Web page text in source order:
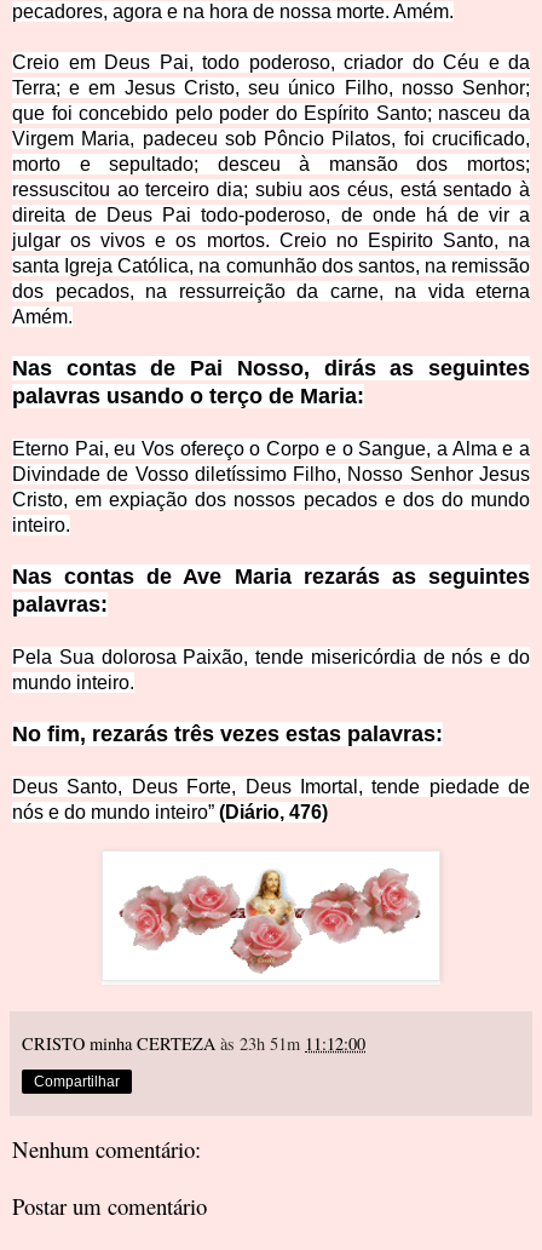
pecadores, agora e na hora de nossa morte. Amém.
Creio em Deus Pai, todo poderoso, criador do Céu e da
Terra; e em Jesus Cristo, seu único Filho, nosso Senhor;
que foi concebido pelo poder do Espírito Santo; nasceu da
Virgem Maria, padeceu sob Pôncio Pilatos, foi crucificado,
morto e sepultado; desceu à mansão dos mortos;
ressuscitou ao terceiro dia; subiu aos céus, está sentado à
direita de Deus Pai todo-poderoso, de onde há de vir a
julgar os vivos e os mortos. Creio no Espirito Santo, na
santa Igreja Católica, na comunhão dos santos, na remissão
dos pecados, na ressurreição da carne, na vida eterna
Amém.
Nas contas de Pai Nosso, dirás as seguintes
palavras usando o terço de Maria:
Eterno Pai, eu Vos ofereço o Corpo e o Sangue, a Alma e a
Divindade de Vosso diletíssimo Filho, Nosso Senhor Jesus
Cristo, em expiação dos nossos pecados e dos do mundo
inteiro.
Nas contas de Ave Maria rezarás as seguintes
palavras:
Pela Sua dolorosa Paixão, tende misericórdia de nós e do
mundo inteiro.
No fim, rezarás três vezes estas palavras:
Deus Santo, Deus Forte, Deus Imortal, tende piedade de
nós e do mundo inteiro” (Diário, 476)
CRISTO minha CERTEZA às 23h 51m 11:12:00
Compartilhar
Nenhum comentário:
Postar um comentário